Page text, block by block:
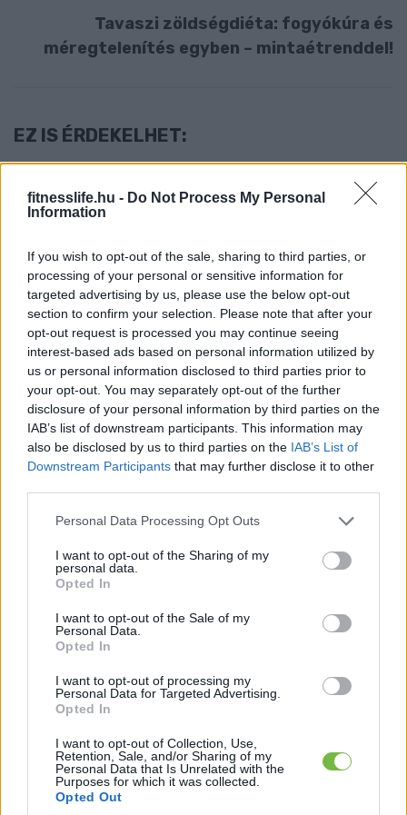
fitnesslife.hu - Do Not Process My Personal
Information
If you wish to opt-out of the sale, sharing to third parties, or
processing of your personal or sensitive information for
targeted advertising by us, please use the below opt-out
section to confirm your selection. Please note that after your
opt-out request is processed you may continue seeing
interest-based ads based on personal information utilized by
us or personal information disclosed to third parties prior to
your opt-out. You may separately opt-out of the further
disclosure of your personal information by third parties on the
IAB’s list of downstream participants. This information may
also be disclosed by us to third parties on the IAB’s List of
Downstream Participants that may further disclose it to other
Please note that this website/app uses one or more Google
not limited to your visit or usage behaviour. You may click to
grant or deny consent to Google and its third-party tags to
use your data for below specified purposes in below Google
consent section.
Personal Data Processing Opt Outs
I want to opt-out of the Sharing of my
personal data.
Opted In
I want to opt-out of the Sale of my
Personal Data.
Opted In
I want to opt-out of processing my
Personal Data for Targeted Advertising.
Opted In
I want to opt-out of Collection, Use,
Retention, Sale, and/or Sharing of my
Personal Data that Is Unrelated with the
Purposes for which it was collected.
Opted Out
Tavaszi zöldségdiéta: fogyókúra és
méregtelenítés egyben – mintaétrenddel!
EZ IS ÉRDEKELHET:
DIÉTA & FOGYÁS
Fehérjedús reggelik
tömegnöveléshez – így támogasd
az izmaid már reggel!
Keresés
Ma ezt olvasták a legtöbben:
Így kell fogyni változó korban!
Mit szabad enni este 6 után?